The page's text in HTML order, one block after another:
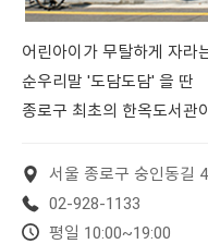
어린아이가 무탈하게 자라
순우리말 '도담도담' 을 딴
종로구 최초의 한옥도서관
서울 종로구 숭인동길
02-928-1133
평일 10:00~19:00